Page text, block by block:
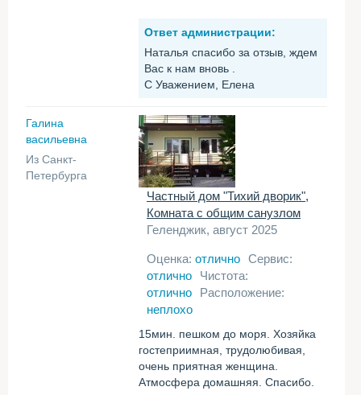
Ответ администрации:
Наталья спасибо за отзыв, ждем
Вас к нам вновь .
С Уважением, Елена
Галина
васильевна
Из Санкт-
Петербурга
Частный дом "Тихий дворик",
Комната с общим санузлом
Геленджик, август 2025
Оценка: отлично Сервис:
отлично
Чистота:
отлично
Расположение:
неплохо
15мин. пешком до моря. Хозяйка
гостеприимная, трудолюбивая,
очень приятная женщина.
Атмосфера домашняя. Спасибо.